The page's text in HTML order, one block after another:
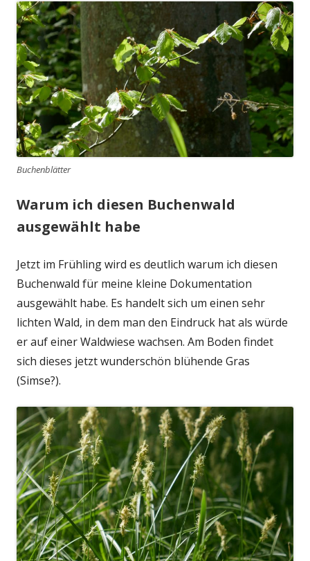
Buchenblätter
Warum ich diesen Buchenwald
ausgewählt habe
Jetzt im Frühling wird es deutlich warum ich diesen
Buchenwald für meine kleine Dokumentation
ausgewählt habe. Es handelt sich um einen sehr
lichten Wald, in dem man den Eindruck hat als würde
er auf einer Waldwiese wachsen. Am Boden findet
sich dieses jetzt wunderschön blühende Gras
(Simse?).